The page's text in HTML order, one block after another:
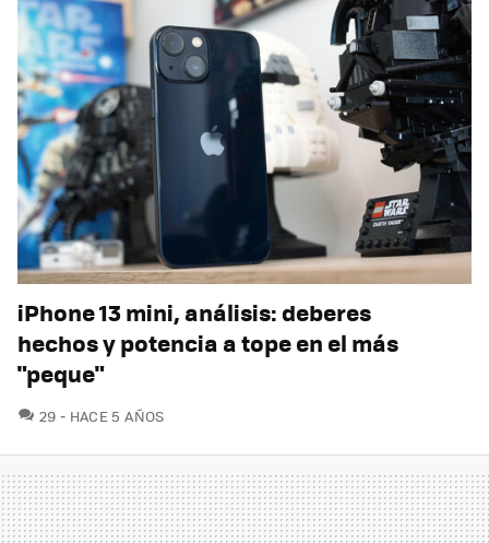
iPhone 13 mini, análisis: deberes
hechos y potencia a tope en el más
"peque"
29 COMENTARIOS
HACE 5 AÑOS